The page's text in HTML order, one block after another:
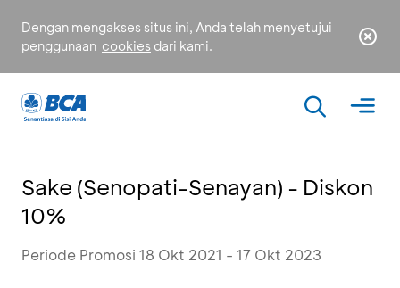
Dengan mengakses situs ini, Anda telah menyetujui
penggunaan cookies dari kami.
Sake (Senopati-Senayan) - Diskon
10%
Periode Promosi 18 Okt 2021 - 17 Okt 2023